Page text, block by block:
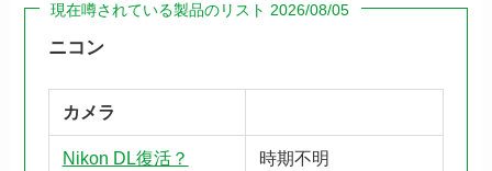
現在噂されている製品のリスト 2026/08/05
ニコン
カメラ
Nikon DL復活？ 時期不明